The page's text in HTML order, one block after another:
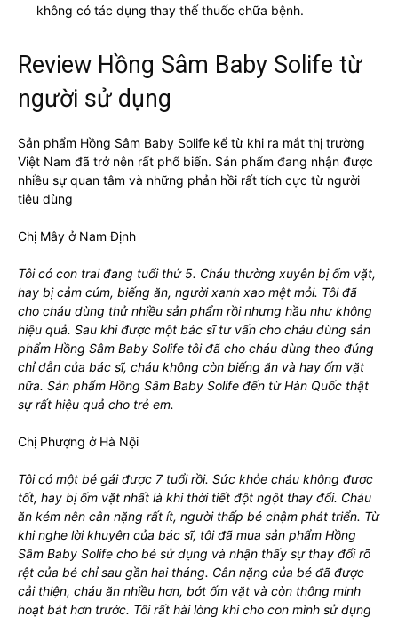
không có tác dụng thay thế thuốc chữa bệnh.
Review Hồng Sâm Baby Solife từ
người sử dụng
Sản phẩm Hồng Sâm Baby Solife kể từ khi ra mắt thị trường
Việt Nam đã trở nên rất phổ biến. Sản phẩm đang nhận được
nhiều sự quan tâm và những phản hồi rất tích cực từ người
tiêu dùng
Chị Mây ở Nam Định
Tôi có con trai đang tuổi thứ 5. Cháu thường xuyên bị ốm vặt,
hay bị cảm cúm, biếng ăn, người xanh xao mệt mỏi. Tôi đã
cho cháu dùng thử nhiều sản phẩm rồi nhưng hầu như không
hiệu quả. Sau khi được một bác sĩ tư vấn cho cháu dùng sản
phẩm Hồng Sâm Baby Solife tôi đã cho cháu dùng theo đúng
chỉ dẫn của bác sĩ, cháu không còn biếng ăn và hay ốm vặt
nữa. Sản phẩm Hồng Sâm Baby Solife đến từ Hàn Quốc thật
sự rất hiệu quả cho trẻ em.
Chị Phượng ở Hà Nội
Tôi có một bé gái được 7 tuổi rồi. Sức khỏe cháu không được
tốt, hay bị ốm vặt nhất là khi thời tiết đột ngột thay đổi. Cháu
ăn kém nên cân nặng rất ít, người thấp bé chậm phát triển. Từ
khi nghe lời khuyên của bác sĩ, tôi đã mua sản phẩm Hồng
Sâm Baby Solife cho bé sử dụng và nhận thấy sự thay đổi rõ
rệt của bé chỉ sau gần hai tháng. Cân nặng của bé đã được
cải thiện, cháu ăn nhiều hơn, bớt ốm vặt và còn thông minh
hoạt bát hơn trước. Tôi rất hài lòng khi cho con mình sử dụng